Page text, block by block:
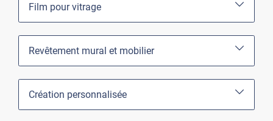
Film pour vitrage
Revêtement mural et mobilier
Création personnalisée